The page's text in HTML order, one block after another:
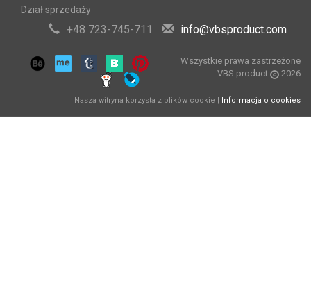
Dział sprzedaży
+48 723-745-711 info@vbsproduct.com
Wszystkie prawa zastrzeżone
VBS product
2026
Nasza witryna korzysta z plików cookie | Informacja o cookies